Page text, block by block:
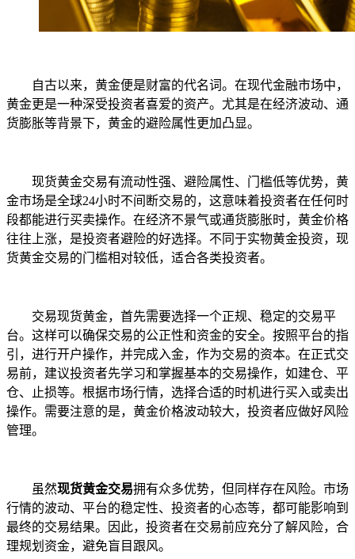
自古以来，黄金便是财富的代名词。在现代金融市场中，
黄金更是一种深受投资者喜爱的资产。尤其是在经济波动、通
货膨胀等背景下，黄金的避险属性更加凸显。
现货黄金交易有流动性强、避险属性、门槛低等优势，黄
金市场是全球24小时不间断交易的，这意味着投资者在任何时
段都能进行买卖操作。在经济不景气或通货膨胀时，黄金价格
往往上涨，是投资者避险的好选择。不同于实物黄金投资，现
货黄金交易的门槛相对较低，适合各类投资者。
交易现货黄金，首先需要选择一个正规、稳定的交易平
台。这样可以确保交易的公正性和资金的安全。按照平台的指
引，进行开户操作，并完成入金，作为交易的资本。在正式交
易前，建议投资者先学习和掌握基本的交易操作，如建仓、平
仓、止损等。根据市场行情，选择合适的时机进行买入或卖出
操作。需要注意的是，黄金价格波动较大，投资者应做好风险
管理。
虽然现货黄金交易拥有众多优势，但同样存在风险。市场
行情的波动、平台的稳定性、投资者的心态等，都可能影响到
最终的交易结果。因此，投资者在交易前应充分了解风险，合
理规划资金，避免盲目跟风。